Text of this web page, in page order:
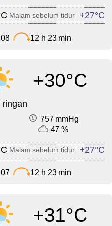
Malam sebelum tidur +27°C
12 h 23 min
+30°C
ringan
757 mmHg
47 %
Malam sebelum tidur +27°C
12 h 23 min
+31°C